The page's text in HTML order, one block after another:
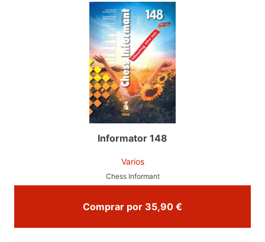
Informator 148
Varios
Chess Informant
Comprar por 35,90 €